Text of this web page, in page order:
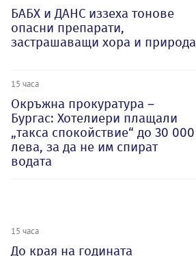
БАБХ и ДАНС иззеха тонове
опасни препарати,
застрашаващи хора и природа
15 часа
Окръжна прокуратура –
Бургас: Хотелиери плащали
„такса спокойствие“ до 30 000
лева, за да не им спират
водата
15 часа
До края на годината